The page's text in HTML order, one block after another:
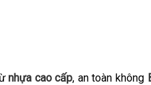
nhựa cao cấp, an toàn không